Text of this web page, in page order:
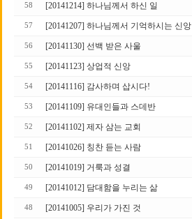
58 [20141214] 하나님께서 하신 일
57 [20141207] 하나님께서 기억하시는 신앙
56 [20141130] 선백 받은 사울
55 [20141123] 상업적 신앙
54 [20141116] 감사하며 삽시다!
53 [20141109] 유대인들과 스데반
52 [20141102] 제자 삼는 교회
51 [20141026] 칭찬 듣는 사람
50 [20141019] 거룩과 성결
49 [20141012] 담대함을 누리는 삶
48 [20141005] 우리가 가진 것